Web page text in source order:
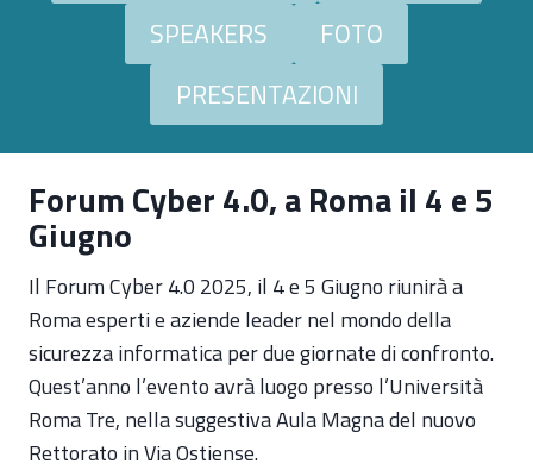
SPEAKERS
FOTO
PRESENTAZIONI
Forum Cyber 4.0, a Roma il 4 e 5
Giugno
Il Forum Cyber 4.0 2025, il 4 e 5 Giugno riunirà a
Roma esperti e aziende leader nel mondo della
sicurezza informatica per due giornate di confronto.
Quest’anno l’evento avrà luogo presso l’Università
Roma Tre, nella suggestiva Aula Magna del nuovo
Rettorato in Via Ostiense.